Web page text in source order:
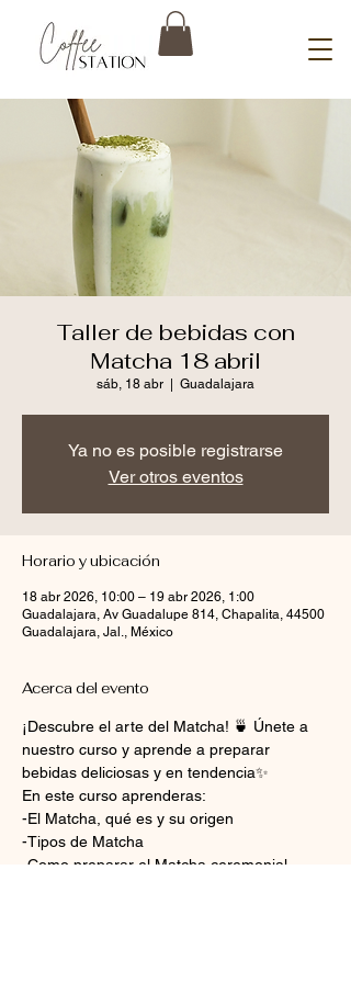
Taller de bebidas con
Matcha 18 abril
sáb, 18 abr Guadalajara
Ya no es posible registrarse
Ver otros eventos
Horario y ubicación
18 abr 2026, 10:00 – 19 abr 2026, 1:00
Guadalajara, Av Guadalupe 814, Chapalita, 44500
Guadalajara, Jal., México
Acerca del evento
¡Descubre el arte del Matcha! 🍵 Únete a
nuestro curso y aprende a preparar
bebidas deliciosas y en tendencia✨
En este curso aprenderas:
-El Matcha, qué es y su origen
-Tipos de Matcha
-Como preparar el Matcha ceremonial